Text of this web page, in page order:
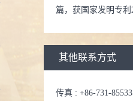
篇，获国家发明专利
其他联系方式
传真 : +86-731-